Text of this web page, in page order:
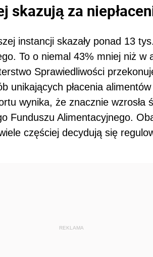
skazują za
instancji skazały ponad 13
To o niemal 43% mniej niż w
Sprawiedliwości
unikających płacenia
wynika, że znacznie wzrosła
Funduszu Alimentacyjnego.
częściej decydują się
REKLAMA